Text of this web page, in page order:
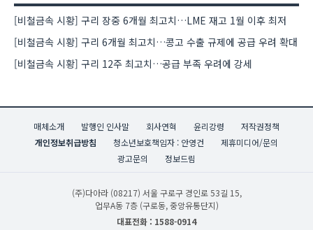
[비철금속 시황] 구리 장중 6개월 최고치…LME 재고 1월 이후 최저
[비철금속 시황] 구리 6개월 최고치…콩고 수출 규제에 공급 우려 확대
[비철금속 시황] 구리 12주 최고치…공급 부족 우려에 강세
매체소개 발행인 인사말 회사연혁 윤리강령
저작권정책
개인정보취급방침
청소년보호책임자 : 안영건
제휴미디어/문의
광고문의
정보드림
(주)다아라 (08217) 서울 구로구 경인로 53길 15,
업무A동 7층 (구로동, 중앙유통단지)
대표전화 : 1588-0914